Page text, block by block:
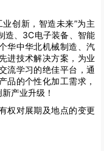
创新，智造未来”为主
造、3C电子装备、智能
华中华北机械制造、汽
进技术解决方案，为业
流学习的绝佳平台，通
品的个性化加工需求，
产业升级！
权对展期及地点的变更